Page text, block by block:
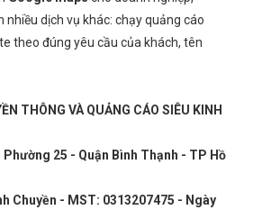
dịch vụ khác: chạy quảng cáo
theo đúng yêu cầu của khách, tên
THÔNG VÀ QUẢNG CÁO SIÊU KINH
25 - Quận Bình Thạnh - TP Hồ
Chuyền - MST: 0313207475 - Ngày